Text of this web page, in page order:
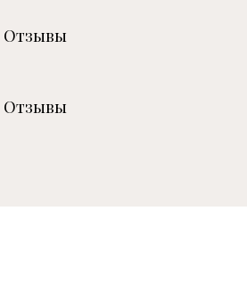
Отзывы
Отзывы